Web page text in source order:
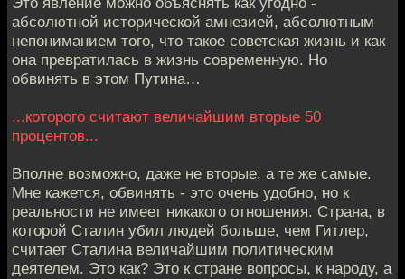
абсолютной исторической амнезией, абсолютным
непониманием того, что такое советская жизнь и как
она превратилась в жизнь современную. Но
обвинять в этом Путина…
...которого считают величайшим вторые 50
процентов...
Вполне возможно, даже не вторые, а те же самые.
Мне кажется, обвинять - это очень удобно, но к
реальности не имеет никакого отношения. Страна, в
которой Сталин убил людей больше, чем Гитлер,
считает Сталина величайшим политическим
деятелем. Это как? Это к стране вопросы, к народу, а